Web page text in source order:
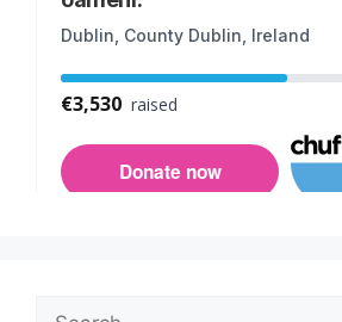
Search